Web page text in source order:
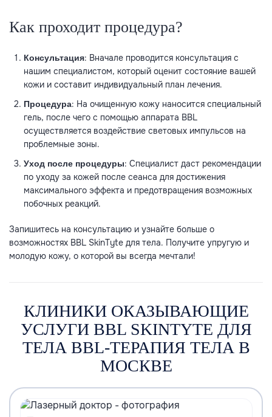
Как проходит процедура?
Консультация: Вначале проводится консультация с
нашим специалистом, который оценит состояние вашей
кожи и составит индивидуальный план лечения.
Процедура: На очищенную кожу наносится специальный
гель, после чего с помощью аппарата BBL
осуществляется воздействие световых импульсов на
проблемные зоны.
Уход после процедуры: Специалист даст рекомендации
по уходу за кожей после сеанса для достижения
максимального эффекта и предотвращения возможных
побочных реакций.
Запишитесь на консультацию и узнайте больше о
возможностях BBL SkinTyte для тела. Получите упругую и
молодую кожу, о которой вы всегда мечтали!
КЛИНИКИ ОКАЗЫВАЮЩИЕ
УСЛУГИ BBL SKINTYTE ДЛЯ
ТЕЛА BBL-ТЕРАПИЯ ТЕЛА В
МОСКВЕ